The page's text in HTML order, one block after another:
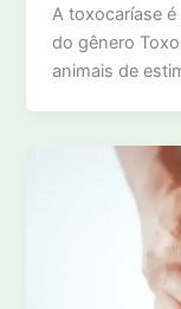
A toxocaríase
do gênero
animais de